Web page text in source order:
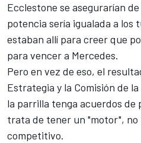
Ecclestone se asegurarían
potencia sería igualada a los
estaban allí para creer que
para vencer a Mercedes.
Pero en vez de eso, el
Estrategia y la Comisión de
la parrilla tenga acuerdos de
trata de tener un "motor", no
competitivo.